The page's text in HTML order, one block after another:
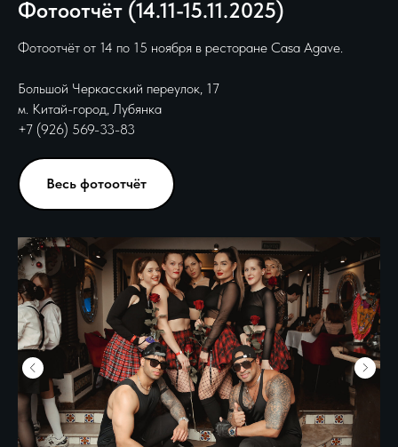
Фотоотчёт (14.11-15.11.2025)
Фотоотчёт от 14 по 15 ноября в ресторане Casa Agave.
Большой Черкасский переулок, 17
м. Китай-город, Лубянка
+7 (926) 569-33-83
Весь фотоотчёт